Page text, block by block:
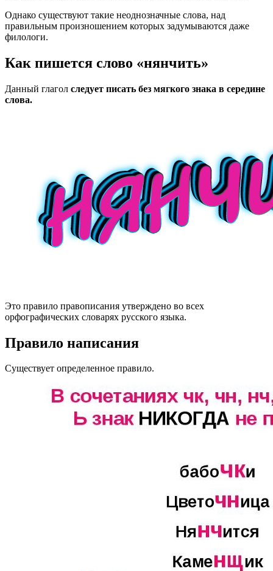
Однако существуют такие неоднозначные слова, над
правильным произношением которых задумываются даже
филологи.
Как пишется слово «нянчить»
Данный глагол следует писать без мягкого знака в середине
слова.
Это правило правописания утверждено во всех
орфографических словарях русского языка.
Правило написания
Существует определенное правило.